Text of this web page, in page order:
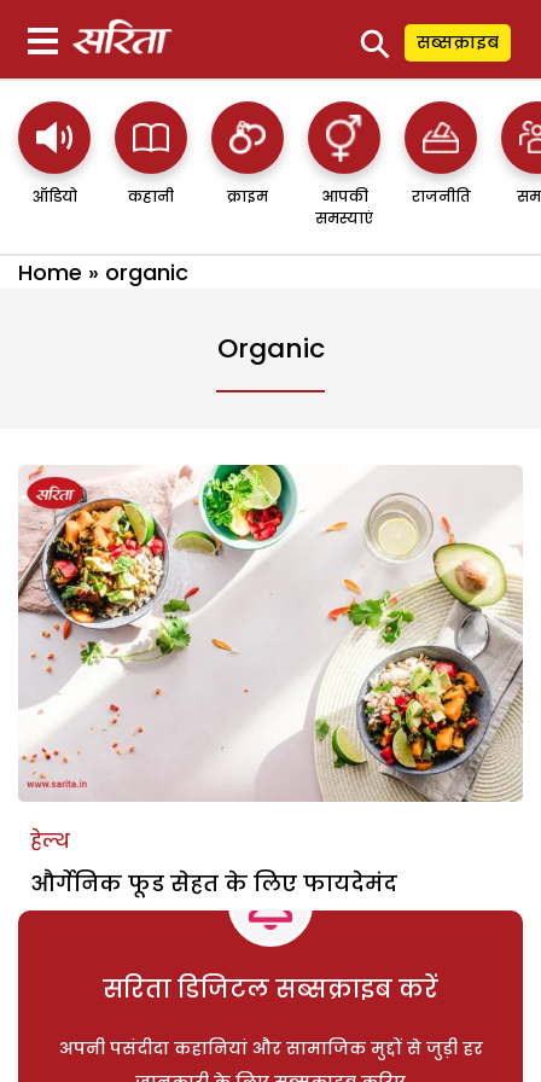
⚲ सब्सक्राइब
ऑडियो कहानी क्राइम
आपकी
समस्याएं
राजनीति
Home » organic
Organic
हेल्थ
और्गेनिक फूड सेहत के लिए फायदेमंद
सरिता डिजिटल सब्सक्राइब करें
अपनी पसंदीदा कहानियां और सामाजिक मुद्दों से जुड़ी हर